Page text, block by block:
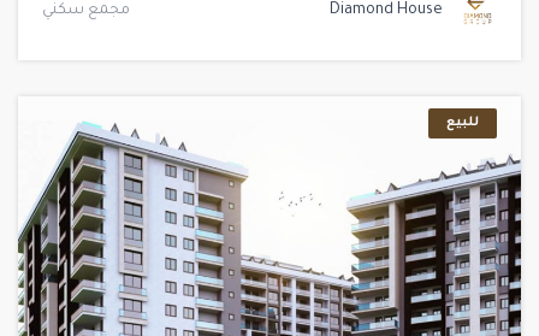
Diamond House مجمع سكني
للبيع